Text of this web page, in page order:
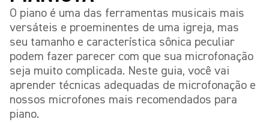
O piano é uma das ferramentas musicais mais
versáteis e proeminentes de uma igreja, mas
seu tamanho e característica sônica peculiar
podem fazer parecer com que sua microfonação
seja muito complicada. Neste guia, você vai
aprender técnicas adequadas de microfonação e
nossos microfones mais recomendados para
piano.